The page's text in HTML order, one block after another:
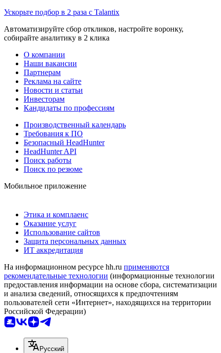
Ускорьте подбор в 2 раза с Talantix
Автоматизируйте сбор откликов, настройте воронку,
собирайте аналитику в 2 клика
О компании
Наши вакансии
Партнерам
Реклама на сайте
Новости и статьи
Инвесторам
Кандидаты по профессиям
Производственный календарь
Требования к ПО
Безопасный HeadHunter
HeadHunter API
Поиск работы
Поиск по резюме
Мобильное приложение
Этика и комплаенс
Оказание услуг
Использование сайтов
Защита персональных данных
ИТ аккредитация
На информационном ресурсе hh.ru применяются
рекомендательные технологии (информационные технологии
предоставления информации на основе сбора, систематизации
и анализа сведений, относящихся к предпочтениям
пользователей сети «Интернет», находящихся на территории
Российской Федерации)
Русский